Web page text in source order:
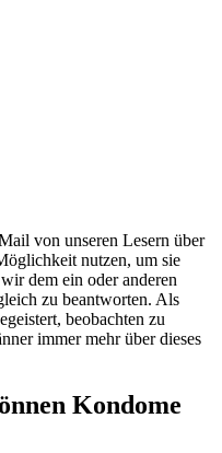
von unseren Lesern über
nutzen, um sie
dem ein oder anderen
zu beantworten. Als
beobachten zu
immer mehr über dieses
Kondome